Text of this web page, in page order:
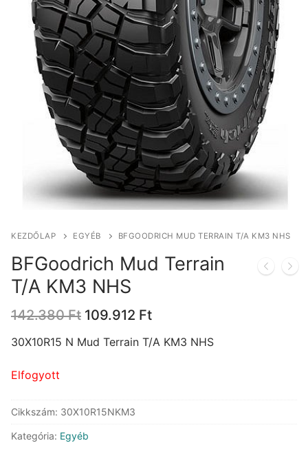
KEZDŐLAP EGYÉB BFGOODRICH MUD TERRAIN T/A KM3 NHS
BFGoodrich Mud Terrain
T/A KM3 NHS
142.380Ft Original
was:
109.912 FtCurrent
is:
30X10R15 N Mud Terrain T/A KM3 NHS
Elfogyott
Cikkszám: 30X10R15NKM3
Kategória: Egyéb